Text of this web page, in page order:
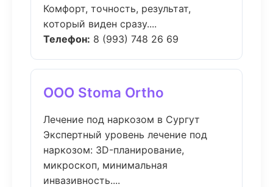
Комфорт, точность, результат,
который виден сразу....
Телефон: 8 (993) 748 26 69
ООО Stoma Ortho
Лечение под наркозом в Сургут
Экспертный уровень лечение под
наркозом: 3D-планирование,
микроскоп, минимальная
инвазивность....